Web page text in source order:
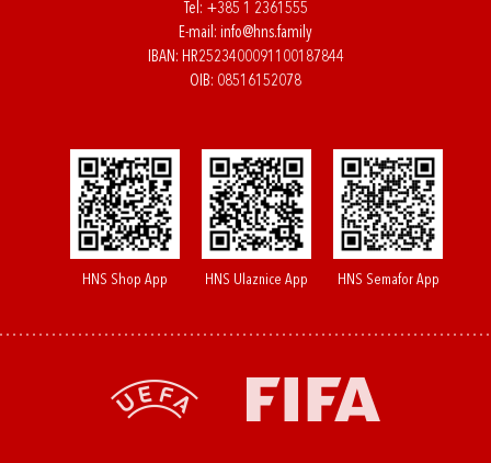
Tel: +385 1 2361555
E-mail: info@hns.family
IBAN: HR2523400091100187844
OIB: 08516152078
HNS Shop App HNS Ulaznice App HNS Semafor App